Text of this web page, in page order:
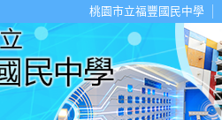
桃園市立福豐國民中學